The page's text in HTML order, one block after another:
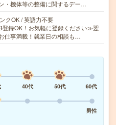
・機体等の整備に関するデー…
クOK / 英語力不要
録OK！お気軽に登録ください≫翌
仕事満載！就業日の相談も…
40代 50代
60代
男性